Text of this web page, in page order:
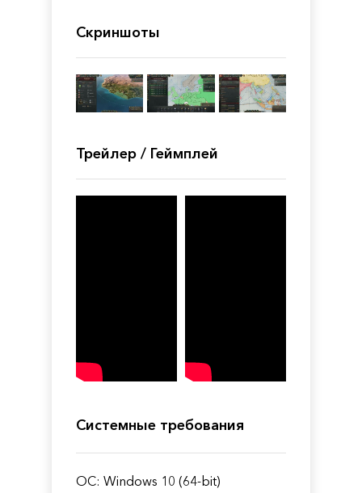
Скриншоты
Трейлер / Геймплей
Системные требования
ОС: Windows 10 (64-bit)